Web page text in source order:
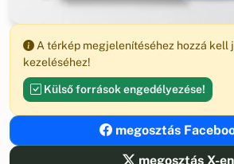
A térkép megjelenítéséhez hozzá kell
kezeléséhez!
Külső források engedélyezése!
megosztás
megosztás X-en